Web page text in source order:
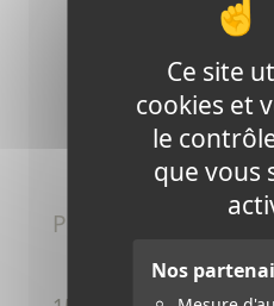
Ce site
cookies et
le
que vous
Nos
panneau solaire 15